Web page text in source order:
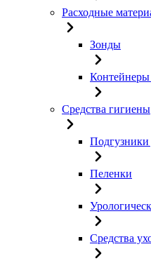
Расходные
Зонды
Контейнеры
Средства гигиены
Подгузники
Пеленки
Средства